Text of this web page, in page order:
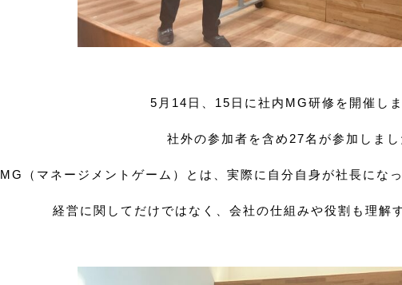
5月14日、15日に社内MG研修を開催しま
社外の参加者を含め27名が参加しまし
MG（マネージメントゲーム）とは、実際に自分自身が社長にな
経営に関してだけではなく、会社の仕組みや役割も理解